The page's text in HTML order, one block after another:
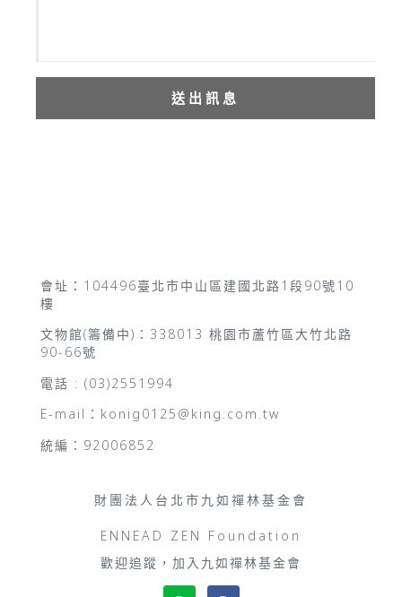
送出訊息
會址：104496臺北市中山區建國北路1段90號10
樓
文物館(籌備中)：338013 桃園市蘆竹區大竹北路
90-66號
電話 : (03)2551994
E-mail：konig0125@king.com.tw
統編：92006852
財團法人台北市九如禪林基金會
ENNEAD ZEN Foundation
歡迎追蹤，加入九如禪林基金會